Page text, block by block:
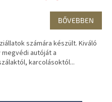
BŐVEBBEN
számára készült. Kiváló
autóját a
karcolásoktól...